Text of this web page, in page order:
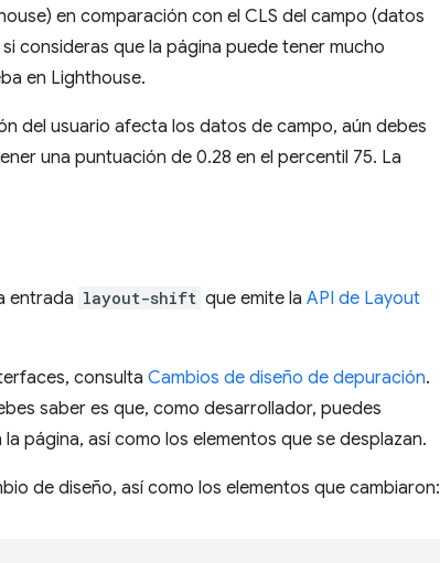
en comparación con el CLS del campo (datos
consideras que la página puede tener mucho
en Lighthouse.
del usuario afecta los datos de campo, aún debes
una puntuación de 0.28 en el percentil 75. La
entrada layout-shift que emite la API de Layout
consulta Cambios de diseño de depuración.
saber es que, como desarrollador, puedes
página, así como los elementos que se desplazan.
de diseño, así como los elementos que cambiaron: